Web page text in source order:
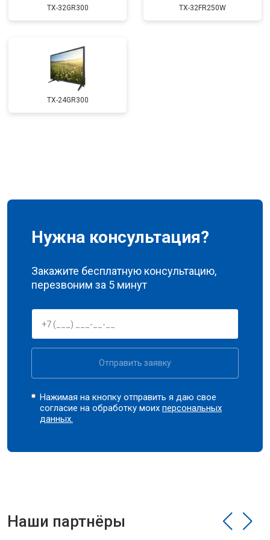
TX-32GR300 TX-32FR250W
TX-24GR300
Нужна консультация?
Закажите бесплатную консультацию,
перезвоним за 5 минут
Отправить заявку
Нажимая на кнопку отправить я даю свое
согласие на обработку моихперсональных
данных.
Наши партнёры